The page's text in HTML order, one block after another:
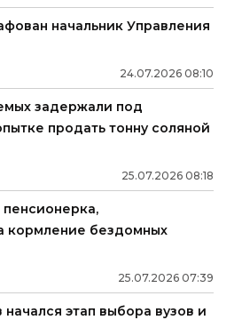
начальник Управления
24.07.2026 08:10
задержали под
продать тонну соляной
25.07.2026 08:18
кормление бездомных
25.07.2026 07:39
этап выбора вузов и